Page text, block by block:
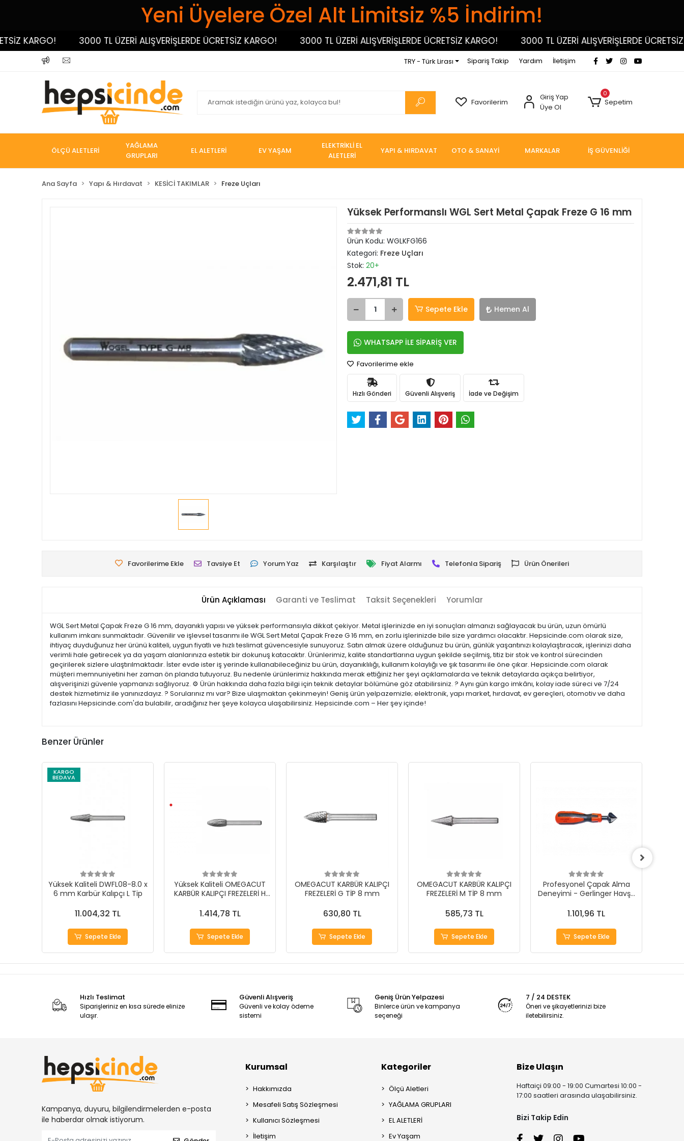
Yeni Üyelere Özel Alt Limitsiz %5 İndirim!
KARGO! 3000 TL ÜZERİ ALIŞVERİŞLERDE ÜCRETSİZ KARGO! 3000 TL ÜZERİ ALIŞVERİŞLERDE ÜCRETSİZ KARGO! 3000 TL ÜZERİ ALIŞVERİŞLERDE ÜCRETSİZ
TRY - Türk Lirası Sipariş Takip Yardım İletişim
Favorilerim
Giriş Yap
Üye Ol
0
Sepetim
ÖLÇÜ ALETLERİ
YAĞLAMA
GRUPLARI
EL ALETLERİ EV YAŞAM
ELEKTRİKLİ EL
ALETLERİ
YAPI & HIRDAVAT OTO & SANAYİ MARKALAR İŞ GÜVENLİĞİ
Ana Sayfa Yapı & Hırdavat KESİCİ TAKIMLAR Freze Uçları
Yüksek Performanslı WGL Sert Metal Çapak Freze G 16 mm
Ürün Kodu: WGLKFG166
Kategori: Freze Uçları
Stok: 20+
2.471,81 TL
Sepete Ekle Hemen Al
WHATSAPP İLE SİPARİŞ VER
Favorilerime ekle
Hızlı Gönderi Güvenli Alışveriş İade ve Değişim
Favorilerime Ekle Tavsiye Et Yorum Yaz Karşılaştır Fiyat Alarmı Telefonla Sipariş Ürün Önerileri
Ürün Açıklaması Garanti ve Teslimat Taksit Seçenekleri Yorumlar
WGL Sert Metal Çapak Freze G 16 mm, dayanıklı yapısı ve yüksek performansıyla dikkat çekiyor. Metal işlerinizde en iyi sonuçları almanızı sağlayacak bu ürün, uzun ömürlü
kullanım imkanı sunmaktadır. Güvenilir ve işlevsel tasarımı ile WGL Sert Metal Çapak Freze G 16 mm, en zorlu işlerinizde bile size yardımcı olacaktır. Hepsicinde.com olarak size,
ihtiyaç duyduğunuz her ürünü kaliteli, uygun fiyatlı ve hızlı teslimat güvencesiyle sunuyoruz. Satın almak üzere olduğunuz bu ürün, günlük yaşantınızı kolaylaştıracak, işlerinizi daha
verimli hale getirecek ya da yaşam alanlarınıza estetik bir dokunuş katacaktır. Ürünlerimiz, kalite standartlarına uygun şekilde seçilmiş, titiz bir stok ve kontrol sürecinden
geçirilerek sizlere ulaştırılmaktadır. İster evde ister iş yerinde kullanabileceğiniz bu ürün, dayanıklılığı, kullanım kolaylığı ve şık tasarımı ile öne çıkar. Hepsicinde.com olarak
müşteri memnuniyetini her zaman ön planda tutuyoruz. Bu nedenle ürünlerimiz hakkında merak ettiğiniz her şeyi açıklamalarda ve teknik detaylarda açıkça belirtiyor,
alışverişinizi güvenle yapmanızı sağlıyoruz. ⚙️ Ürün hakkında daha fazla bilgi için teknik detaylar bölümüne göz atabilirsiniz. ? Aynı gün kargo imkânı, kolay iade süreci ve 7/24
destek hizmetimiz ile yanınızdayız. ? Sorularınız mı var? Bize ulaşmaktan çekinmeyin! Geniş ürün yelpazemizle; elektronik, yapı market, hırdavat, ev gereçleri, otomotiv ve daha
fazlasını Hepsicinde.com'da bulabilir, aradığınız her şeye kolayca ulaşabilirsiniz. Hepsicinde.com – Her şey içinde!
Benzer Ürünler
KARGO
BEDAVA
Yüksek Kaliteli DWFL08-8.0 x
6 mm Karbür Kalıpçı L Tip
11.004,32 TL
Sepete Ekle
Yüksek Kaliteli OMEGACUT
KARBÜR KALIPÇI FREZELERİ H
1.414,78 TL
Sepete Ekle
OMEGACUT KARBÜR KALIPÇI
FREZELERİ G TİP 8 mm
630,80 TL
Sepete Ekle
OMEGACUT KARBÜR KALIPÇI
FREZELERİ M TİP 8 mm
585,73 TL
Sepete Ekle
Profesyonel Çapak Alma
Deneyimi - Gerlinger Havşa
1.101,96 TL
Sepete Ekle
Hızlı Teslimat
Siparişleriniz en kısa sürede elinize
ulaşır.
Güvenli Alışveriş
Güvenli ve kolay ödeme
sistemi
Geniş Ürün Yelpazesi
Binlerce ürün ve kampanya
seçeneği
7 / 24 DESTEK
Öneri ve şikayetlerinizi bize
iletebilirsiniz.
Kampanya, duyuru, bilgilendirmelerden e-posta
ile haberdar olmak istiyorum.
Kurumsal
Hakkımızda
Mesafeli Satış Sözleşmesi
Kullanıcı Sözleşmesi
İletişim
Kategoriler
Ölçü Aletleri
YAĞLAMA GRUPLARI
EL ALETLERİ
Ev Yaşam
Bize Ulaşın
Haftaiçi 09:00 - 19:00 Cumartesi 10:00 -
17:00 saatleri arasında ulaşabilirsiniz.
Bizi Takip Edin